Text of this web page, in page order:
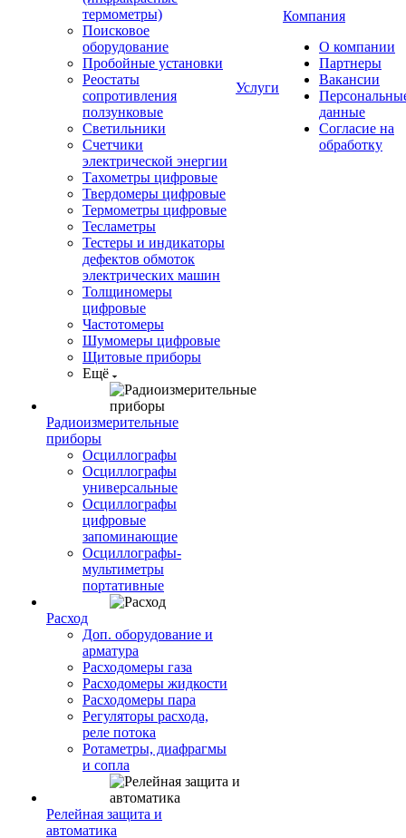
термометры)
Поисковое
оборудование
Пробойные установки
Реостаты
сопротивления
ползунковые
Светильники
Счетчики
электрической энергии
Тахометры цифровые
Твердомеры цифровые
Термометры цифровые
Тесламетры
Тестеры и индикаторы
дефектов обмоток
электрических машин
Толщиномеры
цифровые
Частотомеры
Шумомеры цифровые
Щитовые приборы
Ещё
Радиоизмерительные
приборы
Осциллографы
Осциллографы
универсальные
Осциллографы
цифровые
запоминающие
Осциллографы-
мультиметры
портативные
Расход
Доп. оборудование и
арматура
Расходомеры газа
Расходомеры жидкости
Расходомеры пара
Регуляторы расхода,
реле потока
Ротаметры, диафрагмы
и сопла
Релейная защита и
автоматика
Услуги
Компания
О компании
Партнеры
Вакансии
данные
Согласие на
обработку